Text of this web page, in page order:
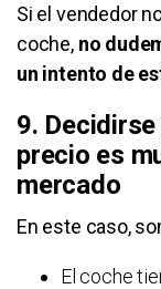
Si el vendedor
coche, no
un intento de
9.
precio es
mercado
En este caso,
El coche